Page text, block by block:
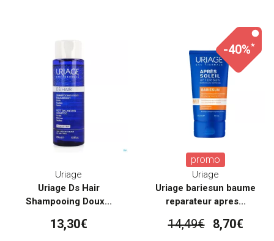
Uriage
Uriage Ds Hair
Shampooing Doux...
13,30€
-40%*
promo
Uriage
Uriage bariesun baume
reparateur apres...
14,49€ 8,70€